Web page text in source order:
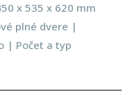
x 535 x 620 mm
plné dvere |
| Počet a typ